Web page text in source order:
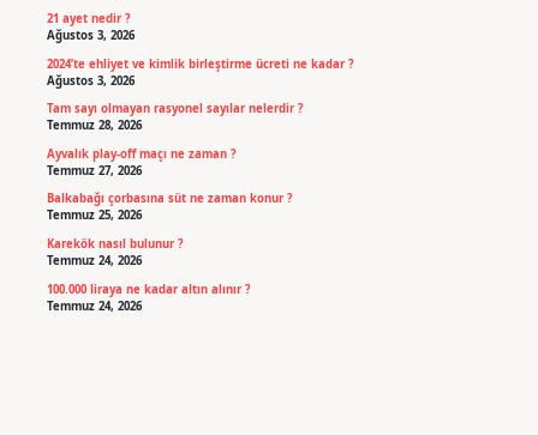
21 ayet nedir ?
Ağustos 3, 2026
2024’te ehliyet ve kimlik birleştirme ücreti ne kadar ?
Ağustos 3, 2026
Tam sayı olmayan rasyonel sayılar nelerdir ?
Temmuz 28, 2026
Ayvalık play-off maçı ne zaman ?
Temmuz 27, 2026
Balkabağı çorbasına süt ne zaman konur ?
Temmuz 25, 2026
Karekök nasıl bulunur ?
Temmuz 24, 2026
100.000 liraya ne kadar altın alınır ?
Temmuz 24, 2026